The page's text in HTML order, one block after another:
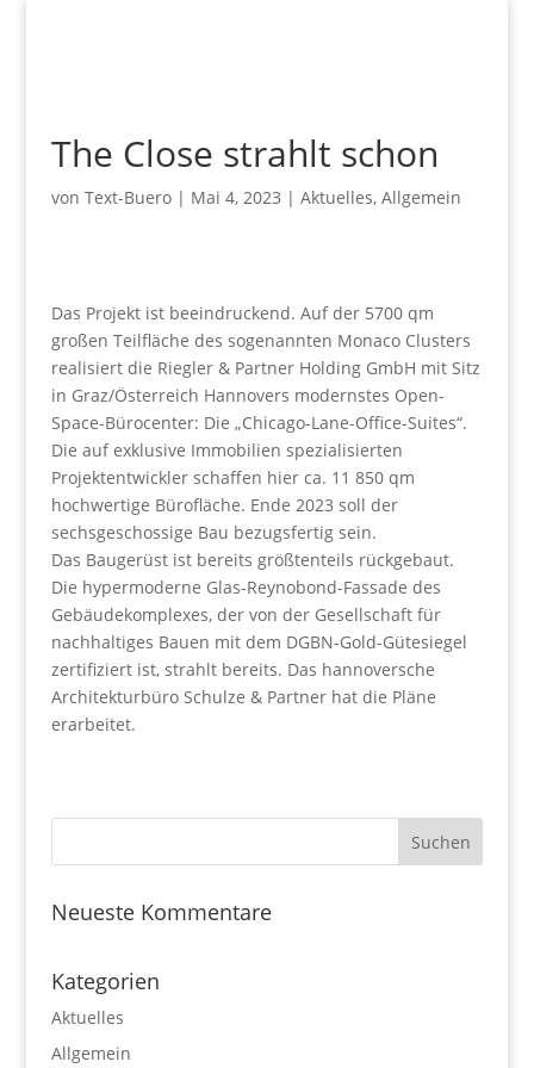
The Close strahlt schon
von Text-Buero| Mai 4, 2023 | Aktuelles, Allgemein
Das Projekt ist beeindruckend. Auf der 5700 qm
großen Teilfläche des sogenannten Monaco Clusters
realisiert die Riegler & Partner Holding GmbH mit Sitz
in Graz/Österreich Hannovers modernstes Open-
Space-Bürocenter: Die „Chicago-Lane-Office-Suites“.
Die auf exklusive Immobilien spezialisierten
Projektentwickler schaffen hier ca. 11 850 qm
hochwertige Bürofläche. Ende 2023 soll der
sechsgeschossige Bau bezugsfertig sein.
Das Baugerüst ist bereits größtenteils rückgebaut.
Die hypermoderne Glas-Reynobond-Fassade des
Gebäudekomplexes, der von der Gesellschaft für
nachhaltiges Bauen mit dem DGBN-Gold-Gütesiegel
zertifiziert ist, strahlt bereits. Das hannoversche
Architekturbüro Schulze & Partner hat die Pläne
erarbeitet.
Neueste Kommentare
Kategorien
Aktuelles
Allgemein